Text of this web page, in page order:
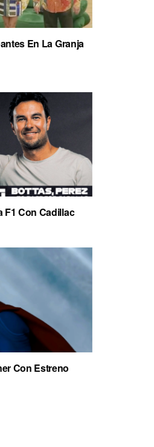
En La Granja
F1 Con Cadillac
Con Estreno